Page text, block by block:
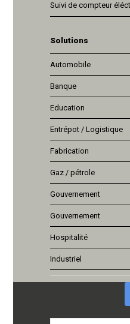
Suivi de compteur
Solutions
Automobile
Banque
Education
Entrépot / Logistique
Fabrication
Gaz / pétrole
Gouvernement
Gouvernement
Hospitalité
Industriel